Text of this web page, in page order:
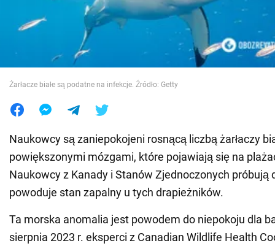
Świat
Jedzenie
Żarłacze białe są podatne na infekcje. Źródło: Getty
Naukowcy są zaniepokojeni rosnącą liczbą żarłaczy
powiększonymi mózgami, które pojawiają się na
Naukowcy z Kanady i Stanów Zjednoczonych próbują
powoduje stan zapalny u tych drapieżników.
Ta morska anomalia jest powodem do niepokoju dla
sierpnia 2023 r. eksperci z Canadian Wildlife Health